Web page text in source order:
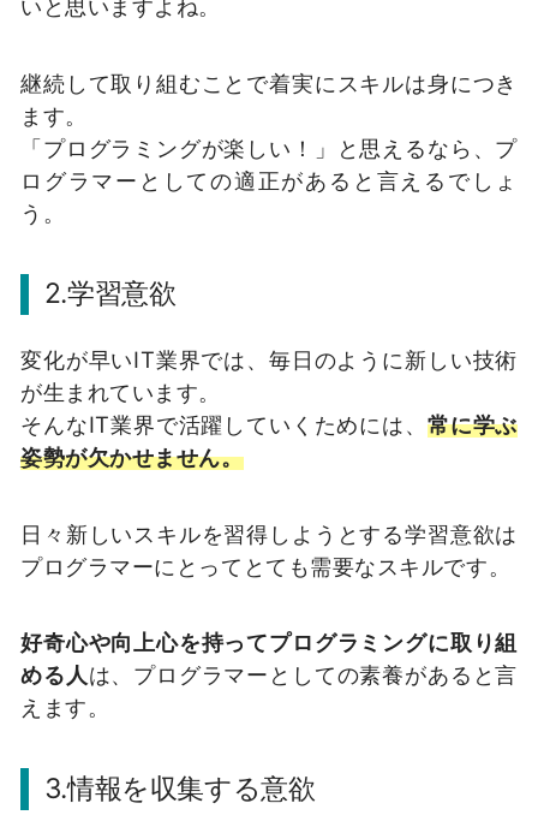
いと思いますよね。
継続して取り組むことで着実にスキルは身につき
ます。
「プログラミングが楽しい！」と思えるなら、プ
ログラマーとしての適正があると言えるでしょ
う。
2.学習意欲
変化が早いIT業界では、毎日のように新しい技術
が生まれています。
そんなIT業界で活躍していくためには、 常に学ぶ
姿勢が欠かせません。
日々新しいスキルを習得しようとする学習意欲は
プログラマーにとってとても需要なスキルです。
好奇心や向上心を持ってプログラミングに取り組
める人は、プログラマーとしての素養があると言
えます。
3.情報を収集する意欲